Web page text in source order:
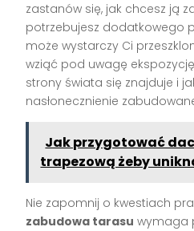
zastanów się, jak chcesz ją
potrzebujesz dodatkowego
może wystarczy Ci
wziąć pod uwagę
strony świata się znajduje i
nasłonecznienie
Jak przygotować
trapezową żeby
Nie zapomnij o kwestiach
zabudowa tarasu wymaga